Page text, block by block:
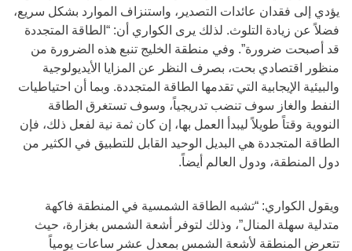
يؤدي إلى فقدان عائدات التصدير، واستنزاف الموارد بشكل سريع،
فضلاً عن زيادة التلوث. لذلك يرى الكواري أن: “الطاقة المتجددة
قد أصبحت ضرورة”. وفي منطقة الخليج تنبع هذه الضرورة من
منظور اقتصادي بحت، بصرف النظر عن المزايا الأيديولوجية
والبيئية الإيجابية التي تقدمها الطاقة المتجددة. وبما أن احتياطيات
النفط والغاز سوف تنضب تدريجياً، وسوف تستغرق الطاقة
النووية وقتاً طويلاً ليبدأ العمل بها، إن كان ثمة نية لفعل ذلك، فإن
الطاقة المتجددة هي البديل الوحيد القابل للتطبيق في الكثير من
دول المنطقة، ودول العالم أيضاً.
ويقول الكواري: “تشبه الطاقة الشمسية في المنطقة فاكهة
متدلية سهلة المنال”، وذلك لتوفر أشعة الشمس بغزارة، حيث
تتعرض المنطقة لأشعة الشمس بمعدل عشر ساعات يومياً